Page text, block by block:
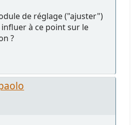
de réglage ("ajuster")
à ce point sur le
?